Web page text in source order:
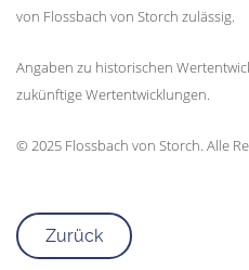
von Flossbach von Storch zulässig.
Angaben zu historischen
zukünftige Wertentwicklungen.
© 2025 Flossbach von Storch. Alle
Zurück